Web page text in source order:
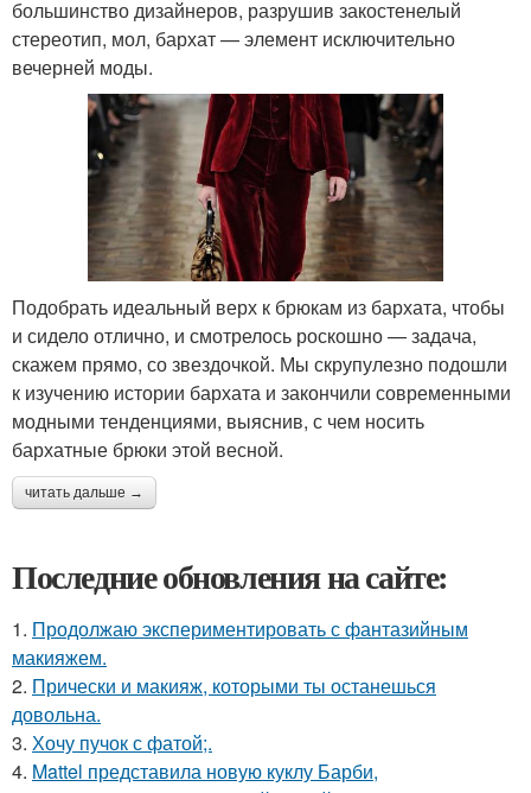
большинство дизайнеров, разрушив закостенелый
стереотип, мол, бархат — элемент исключительно
вечерней моды.
Подобрать идеальный верх к брюкам из бархата, чтобы
и сидело отлично, и смотрелось роскошно — задача,
скажем прямо, со звездочкой. Мы скрупулезно подошли
к изучению истории бархата и закончили современными
модными тенденциями, выяснив, с чем носить
бархатные брюки этой весной.
читать дальше →
Последние обновления на сайте:
1. Продолжаю экспериментировать с фантазийным
макияжем.
2. Прически и макияж, которыми ты останешься
довольна.
3. Хочу пучок с фатой;.
4. Mattel представила новую куклу Барби,